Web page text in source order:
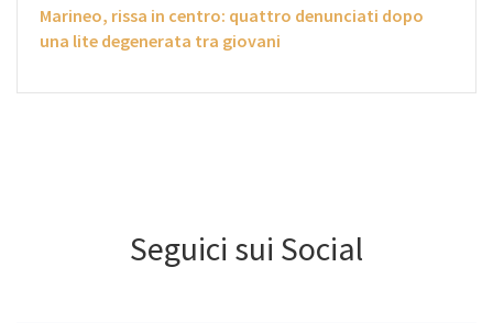
Marineo, rissa in centro: quattro denunciati dopo
una lite degenerata tra giovani
Seguici sui Social